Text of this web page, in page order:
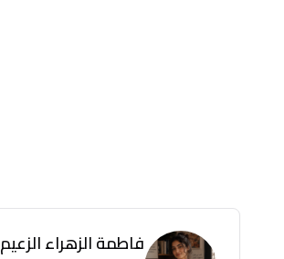
فاطمة الزهراء الزعيم